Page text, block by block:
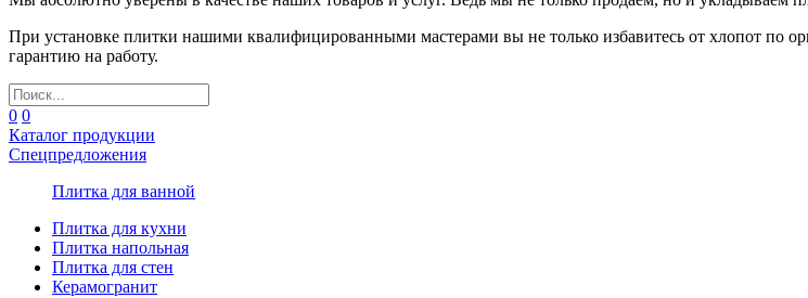
При установке плитки нашими квалифицированными мастерами вы не только избавитесь от хлопот по
гарантию на работу.
0 0
Каталог продукции
Спецпредложения
Плитка для ванной
Плитка для кухни
Плитка напольная
Плитка для стен
Керамогранит